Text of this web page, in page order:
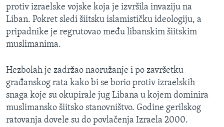
protiv izraelske vojske koja je izvršila invaziju na
Liban. Pokret sledi šiitsku islamističku ideologiju, a
pripadnike je regrutovao među libanskim šiitskim
muslimanima.
Hezbolah je zadržao naoružanje i po završetku
građanskog rata kako bi se borio protiv izraelskih
snaga koje su okupirale jug Libana u kojem dominira
muslimansko šiitsko stanovništvo. Godine gerilskog
ratovanja dovele su do povlačenja Izraela 2000.